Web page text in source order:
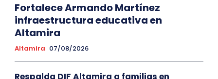
Fortalece Armando Martínez
infraestructura educativa en
Altamira
Altamira 07/08/2026
Respalda DIF Altamira a familias en